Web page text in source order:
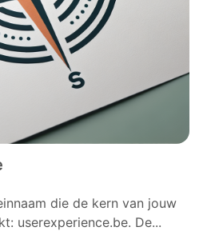
die de kern van jouw
userexperience.be. De...